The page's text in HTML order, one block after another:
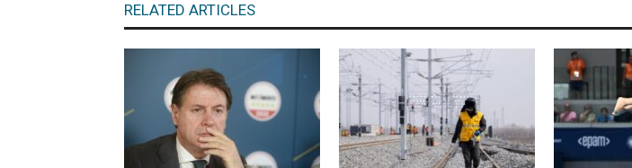
RELATED ARTICLES